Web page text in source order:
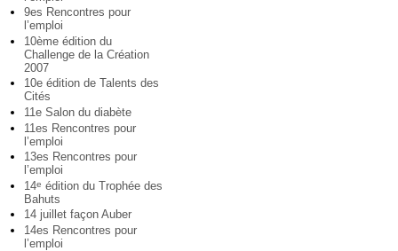
9es Rencontres pour
l’emploi
10ème édition du
Challenge de la Création
2007
10e édition de Talents des
Cités
11e Salon du diabète
11es Rencontres pour
l’emploi
13es Rencontres pour
l’emploi
14e édition du Trophée des
Bahuts
14 juillet façon Auber
14es Rencontres pour
l’emploi